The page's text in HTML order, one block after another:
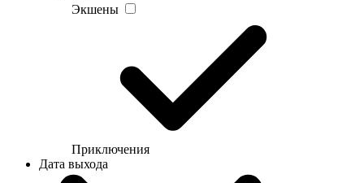
Экшены
Приключения
Дата выхода